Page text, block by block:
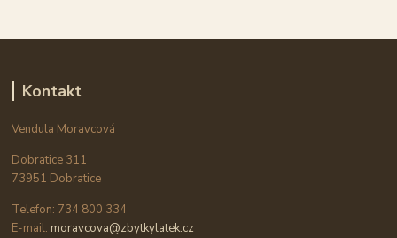
Kontakt
Vendula Moravcová
Dobratice 311
73951 Dobratice
Telefon: 734 800 334
E-mail: moravcova@zbytkylatek.cz